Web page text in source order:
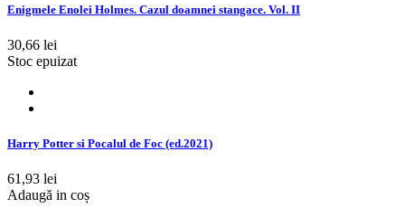
Enigmele Enolei Holmes. Cazul doamnei stangace. Vol. II
30,66 lei
Stoc epuizat
Harry Potter si Pocalul de Foc (ed.2021)
61,93 lei
Adaugă in coș